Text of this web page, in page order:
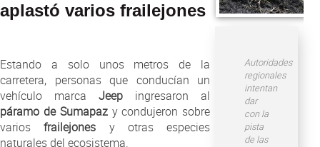
aplastó varios frailejones
Estando a solo unos metros de la
carretera, personas que conducían un
vehículo marcaJeep ingresaron al
páramo de Sumapazy condujeron sobre
variosfrailejones y otras especies
naturales del ecosistema.
Autoridades
regionales
intentan
dar
con la
pista
de las